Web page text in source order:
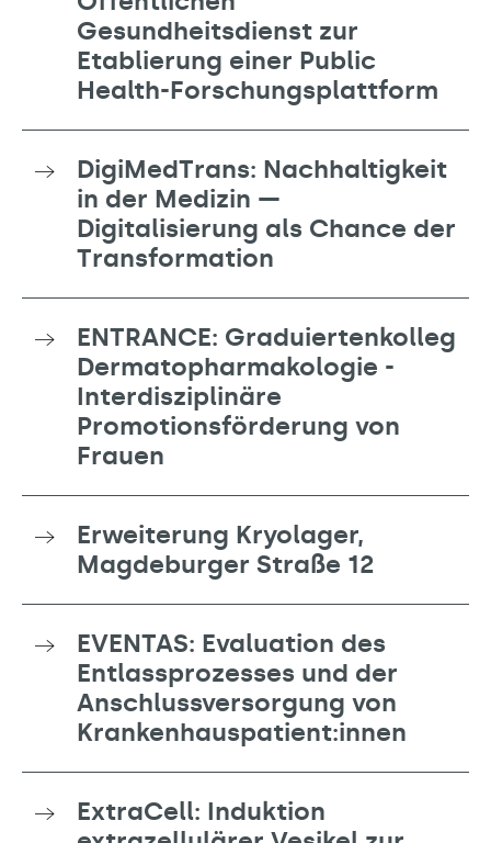
Gesundheitsdienst zur
Etablierung einer Public
Health-Forschungsplattform
DigiMedTrans: Nachhaltigkeit
in der Medizin —
Digitalisierung als Chance der
Transformation
ENTRANCE: Graduiertenkolleg
Dermatopharmakologie -
Interdisziplinäre
Promotionsförderung von
Frauen
Erweiterung Kryolager,
Magdeburger Straße 12
EVENTAS: Evaluation des
Entlassprozesses und der
Anschlussversorgung von
Krankenhauspatient:innen
ExtraCell: Induktion